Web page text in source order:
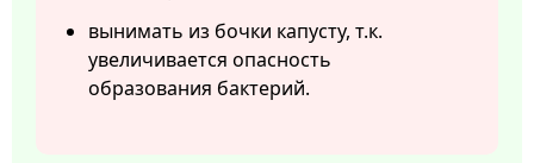
вынимать из бочки капусту, т.к.
увеличивается опасность
образования бактерий.